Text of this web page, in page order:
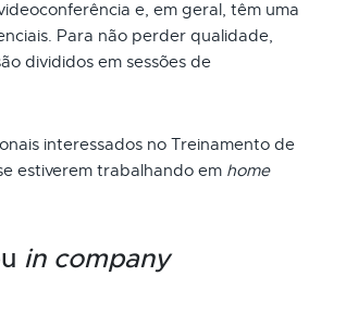
e, em geral, têm uma
Para não perder qualidade,
divididos em sessões de
interessados no Treinamento de
estiverem trabalhando em home
in company